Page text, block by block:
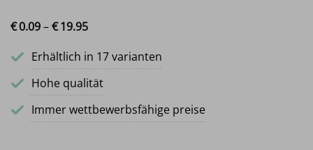
€0.09–€19.95
Erhältlich in 17 varianten
Hohe qualität
Immer wettbewerbsfähige preise